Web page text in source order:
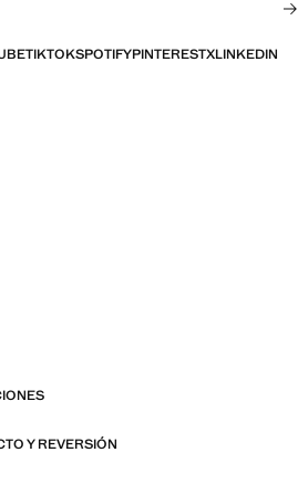
TIKTOKSPOTIFYPINTERESTXLINKEDIN
Y REVERSIÓN